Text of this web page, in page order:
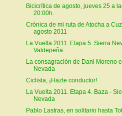
Bicicrítica de agosto, jueves 25 a
20:00h.
Crónica de mi ruta de Atocha a
agosto 2011
La Vuelta 2011. Etapa 5. Sierra
Valdepeña...
La consagración de Dani Moreno
Nevada
Ciclista, ¡Hazte conductor!
La Vuelta 2011. Etapa 4. Baza -
Nevada
Pablo Lastras, en solitario hasta